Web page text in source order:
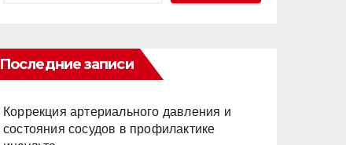
Последние записи
Коррекция артериального давления и
состояния сосудов в профилактике